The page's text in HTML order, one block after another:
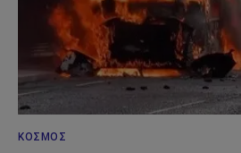
ΚΌΣΜΟΣ